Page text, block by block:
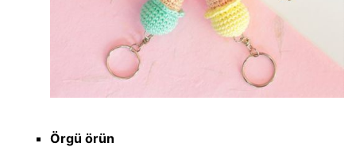
Örgü örün